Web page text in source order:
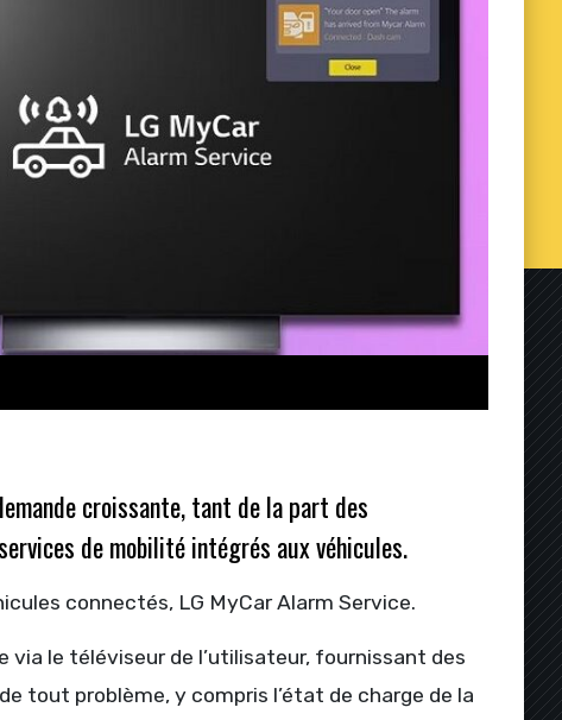
croissante, tant de la part des
de mobilité intégrés aux véhicules.
connectés, LG MyCar Alarm Service.
via le téléviseur de l’utilisateur, fournissant des
tout problème, y compris l’état de charge de la